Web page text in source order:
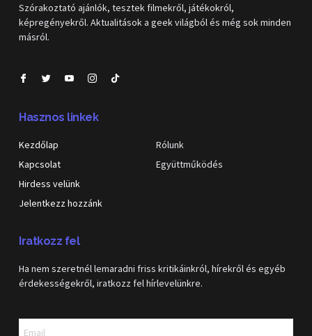
Szórakoztató ajánlók, tesztek filmekről, játékokról,
képregényekről. Aktualitások a geek világból és még sok minden
másról.
Hasznos linkek
Kezdőlap
Kapcsolat
Hirdess velünk
Jelentkezz hozzánk
Rólunk
Együttműködés
Iratkozz fel
Ha nem szeretnél lemaradni friss kritikáinkról, hírekről és egyéb
érdekességekről, iratkozz fel hírlevelünkre.